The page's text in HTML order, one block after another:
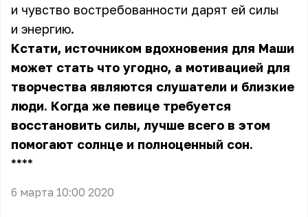
и чувство востребованности дарят ей силы
и энергию.
Кстати, источником вдохновения для Маши
может стать что угодно, а мотивацией для
творчества являются слушатели и близкие
люди. Когда же певице требуется
восстановить силы, лучше всего в этом
помогают солнце и полноценный сон.
** **
6 марта 10:00 2020